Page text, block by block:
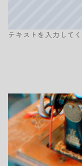
テキストを入力して